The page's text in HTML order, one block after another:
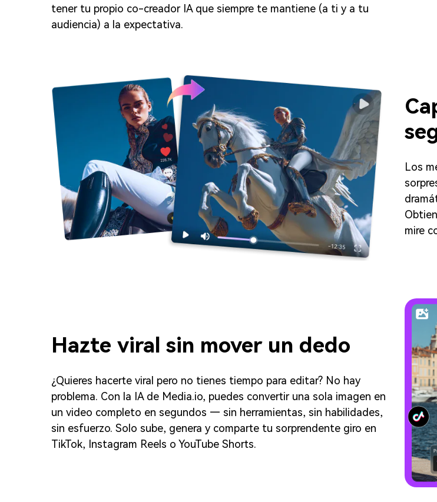
tener tu propio co-creador IA que siempre te mantiene (a ti y a tu
audiencia) a la expectativa.
Los
mire
Hazte viral sin mover un dedo
¿Quieres hacerte viral pero no tienes tiempo para editar? No hay
problema. Con la IA de Media.io, puedes convertir una sola imagen en
un video completo en segundos — sin herramientas, sin habilidades,
sin esfuerzo. Solo sube, genera y comparte tu sorprendente giro en
TikTok, Instagram Reels o YouTube Shorts.